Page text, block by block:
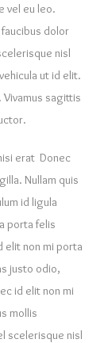
vel eu leo.
dolor
nisl
ut id elit.
sagittis
erat Donec
Nullam quis
id ligula
porta felis
elit non mi porta
justo odio,
id elit non mi
mollis
scelerisque nisl